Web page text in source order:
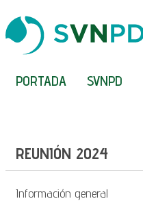
PORTADA SVNPD
REUNIÓN 2024
Información general